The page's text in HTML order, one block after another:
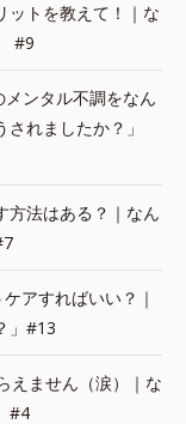
ットを教えて！｜な
#9
ンタル不調をなん
れましたか？」
方法はある？｜なん
アすればいい？｜
」#13
えません（涙）｜な
#4